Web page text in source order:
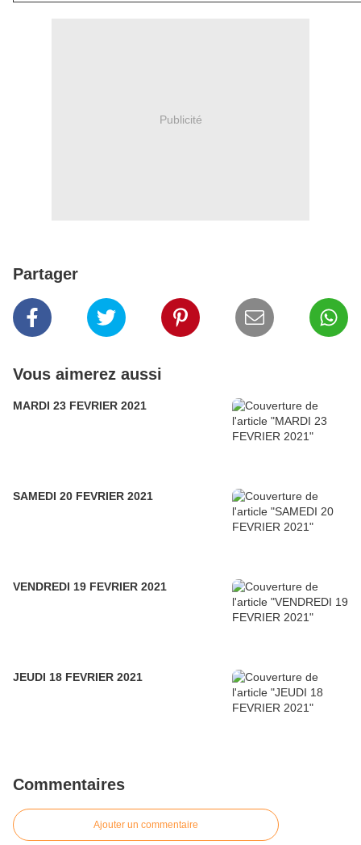
Publicité
Partager
Vous aimerez aussi
MARDI 23 FEVRIER 2021
SAMEDI 20 FEVRIER 2021
VENDREDI 19 FEVRIER 2021
JEUDI 18 FEVRIER 2021
Commentaires
Ajouter un commentaire